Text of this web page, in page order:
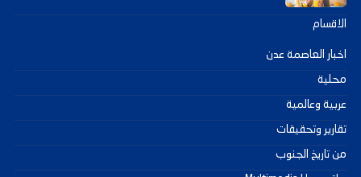
الاقسام
اخبار العاصمة عدن
محلية
عربية وعالمية
تقارير وتحقيقات
من تاريخ الجنوب